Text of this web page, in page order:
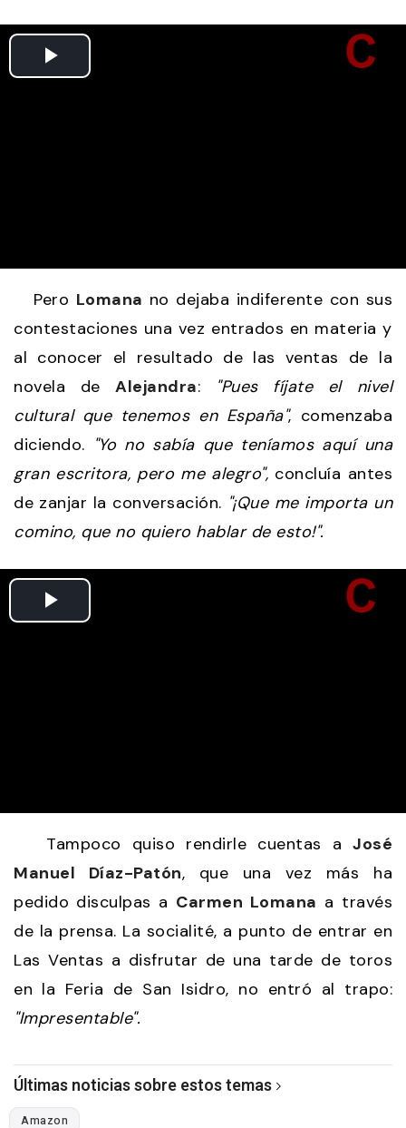
Pero Lomana no dejaba indiferente con sus
contestaciones una vez entrados en materia y
al conocer el resultado de las ventas de la
novela deAlejandra:
"Pues fíjate el nivel
cultural que tenemos en España", comenzaba
diciendo. "Yo no sabía que teníamos aquí una
gran escritora, pero me alegro", concluía antes
de zanjar la conversación. "¡Que me importa un
comino, que no quiero hablar de esto!".
Tampoco quiso rendirle cuentas a José
Manuel Díaz-Patón, que una vez más ha
pedido disculpas a Carmen Lomana a través
de la prensa. La socialité, a punto de entrar en
Las Ventas a disfrutar de una tarde de toros
en la Feria de San Isidro, no entró al trapo:
"Impresentable".
Últimas noticias sobre estos temas
Amazon